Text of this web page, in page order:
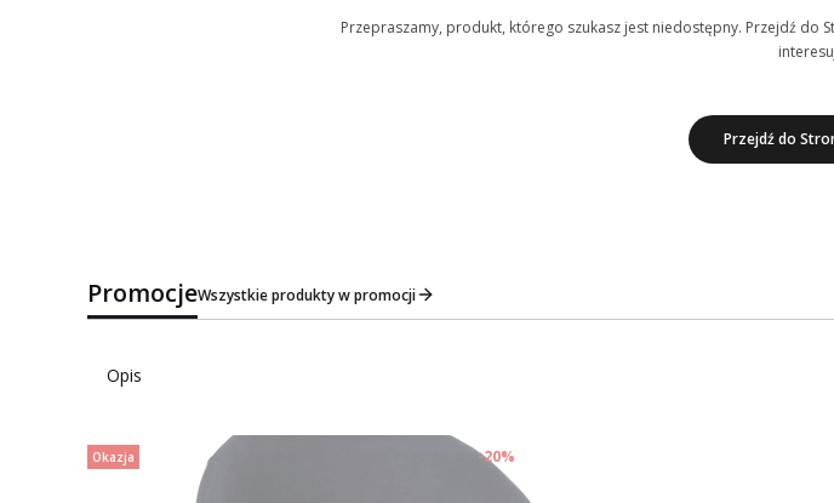
Przepraszamy, produkt, którego szukasz jest niedostępny. Przejdź do
Przejdź do
PromocjeWszystkie produkty w promocji
Opis
Okazja -20%